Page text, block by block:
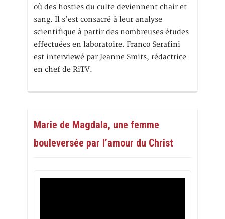
où des hosties du culte deviennent chair et
sang. Il s’est consacré à leur analyse
scientifique à partir des nombreuses études
effectuées en laboratoire. Franco Serafini
est interviewé par Jeanne Smits, rédactrice
en chef de RiTV.
Marie de Magdala, une femme
bouleversée par l’amour du Christ